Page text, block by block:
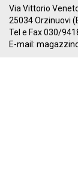
Via Vittorio
25034 Orzinuovi
Tel e Fax 030/
E-mail: